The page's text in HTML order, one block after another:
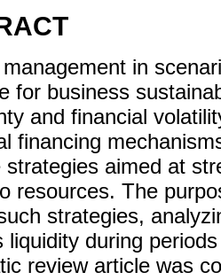
in
for business
and financial
financing
strategies aimed at
resources. The
strategies,
liquidity during
review article was